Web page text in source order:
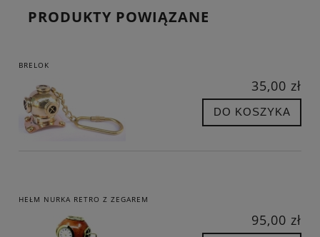
PRODUKTY POWIĄZANE
BRELOK
35,00 zł
DO KOSZYKA
HEŁM NURKA RETRO Z ZEGAREM
95,00 zł